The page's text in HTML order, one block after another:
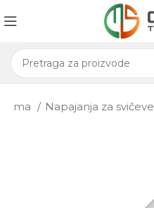
Napajanja za svičeve